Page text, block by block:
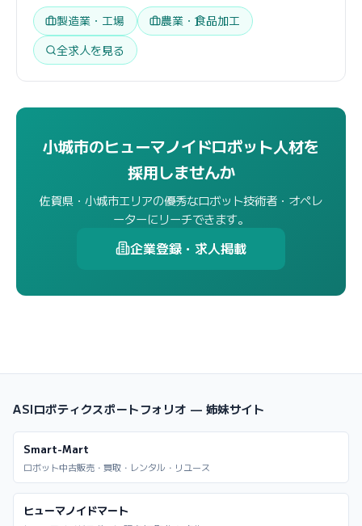
製造業・工場
農業・食品加工
全求人を見る
小城市のヒューマノイドロボット人材を
採用しませんか
佐賀県・小城市エリアの優秀なロボット技術者・オペレ
ーターにリーチできます。
企業登録・求人掲載
ASIロボティクスポートフォリオ — 姉妹サイト
Smart-Mart
ロボット中古販売・買取・レンタル・リユース
ヒューマノイドマート